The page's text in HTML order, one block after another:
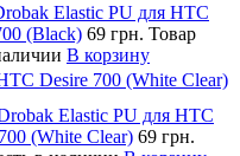
Elastic PU для HTC
(Black) 69 грн. Товар
В корзину
Desire 700 (White Clear)
Elastic PU для HTC
(White Clear) 69 грн.